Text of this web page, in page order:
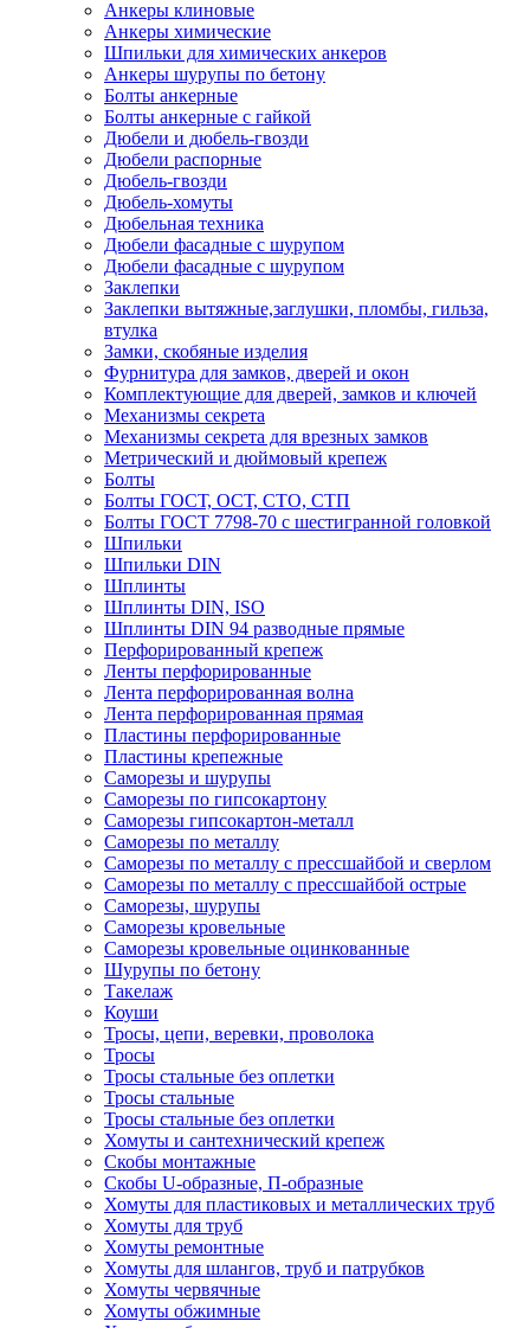
Анкеры клиновые
Анкеры химические
Шпильки для химических анкеров
Анкеры шурупы по бетону
Болты анкерные
Болты анкерные с гайкой
Дюбели и дюбель-гвозди
Дюбели распорные
Дюбель-гвозди
Дюбель-хомуты
Дюбельная техника
Дюбели фасадные с шурупом
Дюбели фасадные с шурупом
Заклепки
Заклепки вытяжные,заглушки, пломбы, гильза,
втулка
Замки, скобяные изделия
Фурнитура для замков, дверей и окон
Комплектующие для дверей, замков и ключей
Механизмы секрета
Механизмы секрета для врезных замков
Метрический и дюймовый крепеж
Болты
Болты ГОСТ, ОСТ, СТО, СТП
Болты ГОСТ 7798-70 с шестигранной головкой
Шпильки
Шпильки DIN
Шплинты
Шплинты DIN, ISO
Шплинты DIN 94 разводные прямые
Перфорированный крепеж
Ленты перфорированные
Лента перфорированная волна
Лента перфорированная прямая
Пластины перфорированные
Пластины крепежные
Саморезы и шурупы
Саморезы по гипсокартону
Саморезы гипсокартон-металл
Саморезы по металлу
Саморезы по металлу с прессшайбой и сверлом
Саморезы по металлу с прессшайбой острые
Саморезы, шурупы
Саморезы кровельные
Саморезы кровельные оцинкованные
Шурупы по бетону
Такелаж
Коуши
Тросы, цепи, веревки, проволока
Тросы
Тросы стальные без оплетки
Тросы стальные
Тросы стальные без оплетки
Хомуты и сантехнический крепеж
Скобы монтажные
Скобы U-образные, П-образные
Хомуты для пластиковых и металлических труб
Хомуты для труб
Хомуты ремонтные
Хомуты для шлангов, труб и патрубков
Хомуты червячные
Хомуты обжимные